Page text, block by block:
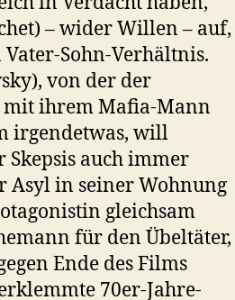
– wider Willen – auf,
Sohn-Verhältnis.
von der der
mit ihrem Mafia-Mann
irgendetwas, will
auch immer
Asyl in seiner Wohnung
gleichsam
für den Übeltäter,
Ende des Films
70er-Jahre-